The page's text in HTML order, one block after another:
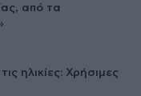
από τα
ηλικίες: Χρήσιμες